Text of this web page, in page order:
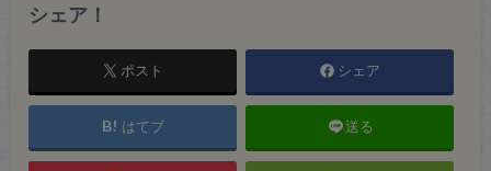
シェア！
ポスト シェア
はてブ 送る